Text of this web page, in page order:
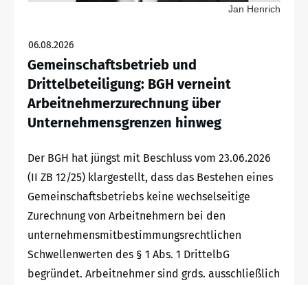
Jan Henrich
06.08.2026
Gemeinschaftsbetrieb und
Drittelbeteiligung: BGH verneint
Arbeitnehmerzurechnung über
Unternehmensgrenzen hinweg
Der BGH hat jüngst mit Beschluss vom 23.06.2026
(II ZB 12/25) klargestellt, dass das Bestehen eines
Gemeinschaftsbetriebs keine wechselseitige
Zurechnung von Arbeitnehmern bei den
unternehmensmitbestimmungsrechtlichen
Schwellenwerten des § 1 Abs. 1 DrittelbG
begründet. Arbeitnehmer sind grds. ausschließlich